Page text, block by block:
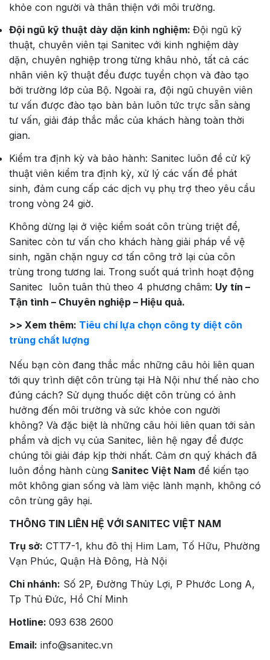
khỏe con người và thân thiện với môi trường.
Đội ngũ kỹ thuật dày dặn kinh nghiệm: Đội ngũ kỹ
thuật, chuyên viên tại Sanitec với kinh nghiệm dày
dặn, chuyên nghiệp trong từng khâu nhỏ, tất cả các
nhân viên kỹ thuật đều được tuyển chọn và đào tạo
bởi trường lớp của Bộ. Ngoài ra, đội ngũ chuyên viên
tư vấn được đào tạo bàn bản luôn tức trực sẵn sàng
tư vấn, giải đáp thắc mắc của khách hàng toàn thời
gian.
Kiểm tra định kỳ và bảo hành: Sanitec luôn đề cử kỹ
thuật viên kiểm tra định kỳ, xử lý các vấn đề phát
sinh, đảm cung cấp các dịch vụ phụ trợ theo yêu cầu
trong vòng 24 giờ.
Không dừng lại ở việc kiểm soát côn trùng triệt để,
Sanitec còn tư vấn cho khách hàng giải pháp về vệ
sinh, ngăn chặn nguy cơ tấn công trở lại của côn
trùng trong tương lai. Trong suốt quá trình hoạt động
Sanitec luôn tuân thủ theo 4 phương châm: Uy tín –
Tận tình – Chuyên nghiệp – Hiệu quả.
>> Xem thêm: Tiêu chí lựa chọn công ty diệt côn
trùng chất lượng
Nếu bạn còn đang thắc mắc những câu hỏi liên quan
tới quy trình diệt côn trùng tại Hà Nội như thế nào cho
đúng cách? Sử dụng thuốc diệt côn trùng có ảnh
hưởng đến môi trường và sức khỏe con người
không? Và đặc biệt là những câu hỏi liên quan tới sản
phẩm và dịch vụ của Sanitec, liên hệ ngay để được
chúng tôi giải đáp kịp thời nhất. Cảm ơn quý khách đã
luôn đồng hành cùng Sanitec Việt Nam để kiến tạo
môt không gian sống và làm việc lành mạnh, không có
côn trùng gây hại.
THÔNG TIN LIÊN HỆ VỚI SANITEC VIỆT NAM
Trụ sở: CTT7-1, khu đô thị Him Lam, Tố Hữu, Phường
Vạn Phúc, Quận Hà Đông, Hà Nội
Chi nhánh: Số 2P, Đường Thủy Lợi, P Phước Long A,
Tp Thủ Đức, Hồ Chí Minh
Hotline: 093 638 2600
Email: info@sanitec.vn